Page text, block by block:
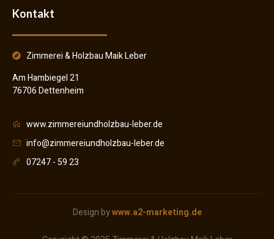
Kontakt
Zimmerei & Holzbau Maik Leber
Am Hambiegel 21
76706 Dettenheim
www.zimmereiundholzbau-leber.de
info@zimmereiundholzbau-leber.de
07247 - 59 23
Design bywww.a2-marketing.de